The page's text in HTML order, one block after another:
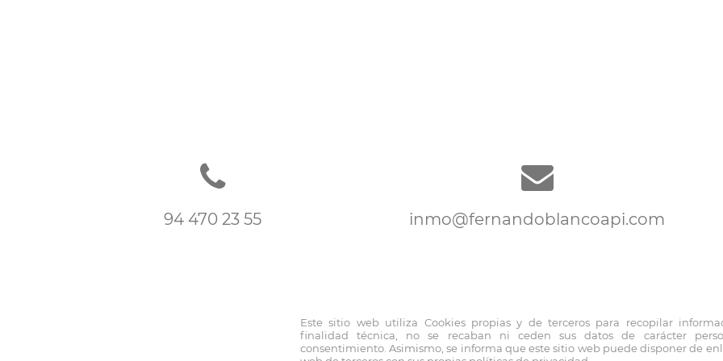
94 470 23 55 inmo@fernandoblancoapi.com
© 2026 www.fernandoblancoapi.com |Aviso legal y política de privacidad |Política de
Este sitio web utiliza Cookies propias y de terceros para recopilar
finalidad técnica, no se recaban ni ceden sus datos de carácter
consentimiento. Asimismo, se informa que este sitio web puede disponer de